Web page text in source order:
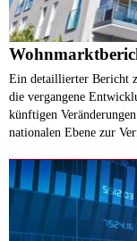
Ein detaillierter Bericht
die vergangene
künftigen
nationalen Ebene zur